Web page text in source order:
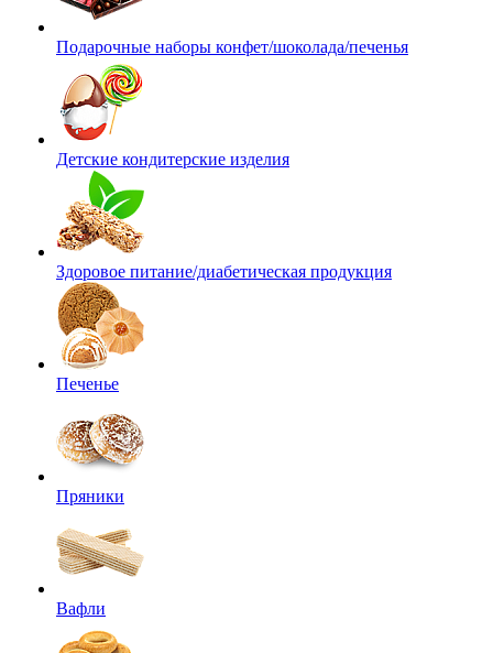
Подарочные наборы конфет/шоколада/печенья
Детские кондитерские изделия
Здоровое питание/диабетическая продукция
Печенье
Пряники
Вафли